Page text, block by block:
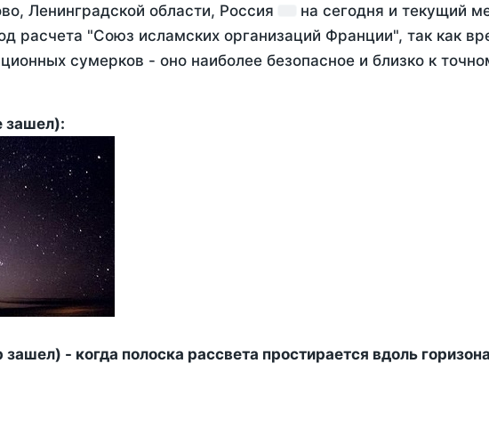
Ленинградской области, Россия на сегодня и текущий
расчета "Союз исламских организаций Франции", так как
сумерков - оно наиболее безопасное и близко к
зашел):
- когда полоска рассвета простирается вдоль горизона